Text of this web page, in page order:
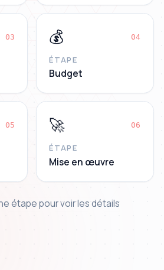
03 💰 04
ÉTAPE
Budget
05 🚀 06
ÉTAPE
Mise en œuvre
étape pour voir les détails